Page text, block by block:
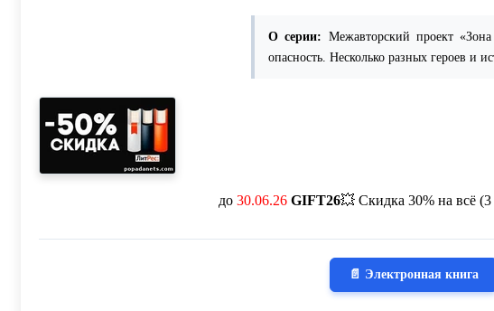
О серии: Межавторский проект
опасность. Несколько разных героев и
до 30.06.26 GIFT26💥 Скидка 30% на всё
📄 Электронная книга